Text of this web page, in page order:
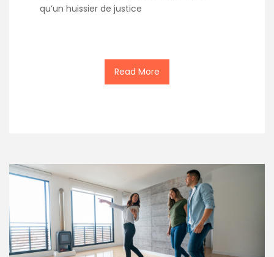
qu’un huissier de justice
Read More